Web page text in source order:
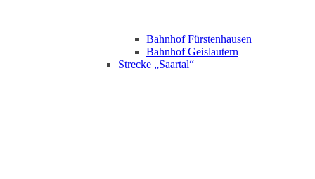
Bahnhof Fürstenhausen
Bahnhof Geislautern
Strecke „Saartal“